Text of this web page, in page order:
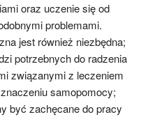
oraz uczenie się od
problemami.
jest również niezbędna;
potrzebnych do radzenia
związanymi z leczeniem
samopomocy;
być zachęcane do pracy